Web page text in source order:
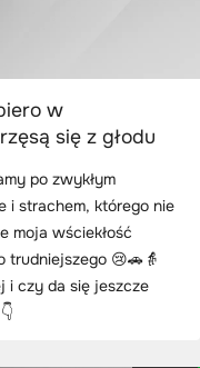
w
się z głodu
po zwykłym
i strachem, którego nie
moja wściekłość
trudniejszego 😢🚗👵
i czy da się jeszcze